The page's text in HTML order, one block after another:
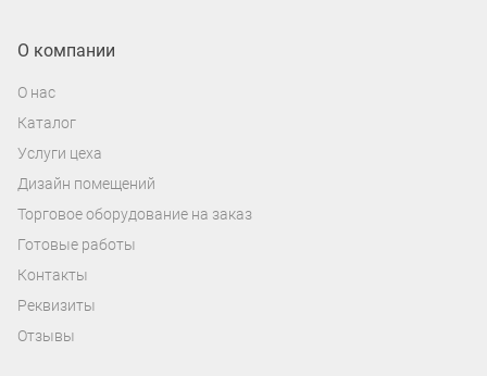
О компании
О нас
Каталог
Услуги цеха
Дизайн помещений
Торговое оборудование на заказ
Готовые работы
Контакты
Реквизиты
Отзывы